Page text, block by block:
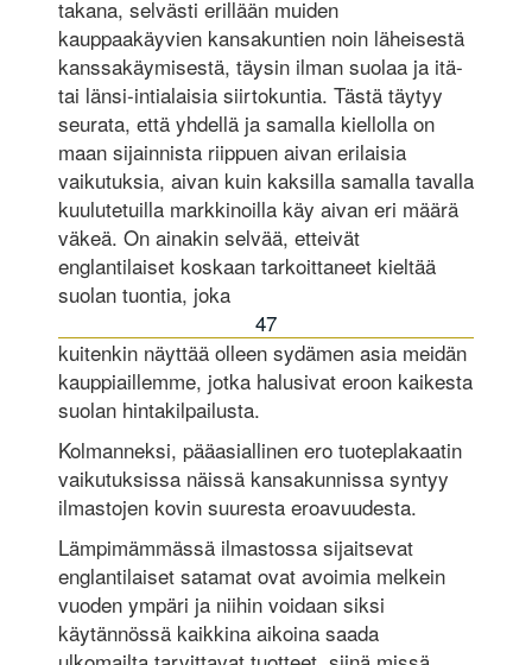
takana, selvästi erillään muiden
kauppaakäyvien kansakuntien noin läheisestä
kanssakäymisestä, täysin ilman suolaa ja itä-
tai länsi-intialaisia siirtokuntia. Tästä täytyy
seurata, että yhdellä ja samalla kiellolla on
maan sijainnista riippuen aivan erilaisia
vaikutuksia, aivan kuin kaksilla samalla tavalla
kuulutetuilla markkinoilla käy aivan eri määrä
väkeä. On ainakin selvää, etteivät
englantilaiset koskaan tarkoittaneet kieltää
suolan tuontia, joka
47
kuitenkin näyttää olleen sydämen asia meidän
kauppiaillemme, jotka halusivat eroon kaikesta
suolan hintakilpailusta.
Kolmanneksi, pääasiallinen ero tuoteplakaatin
vaikutuksissa näissä kansakunnissa syntyy
ilmastojen kovin suuresta eroavuudesta.
Lämpimämmässä ilmastossa sijaitsevat
englantilaiset satamat ovat avoimia melkein
vuoden ympäri ja niihin voidaan siksi
käytännössä kaikkina aikoina saada